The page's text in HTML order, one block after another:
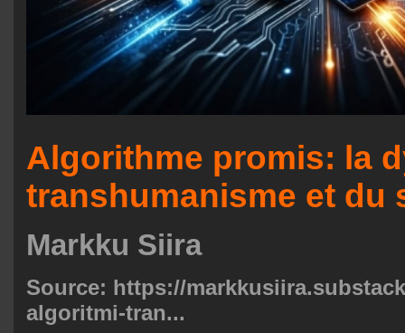
Algorithme promis: la
transhumanisme et du
Markku Siira
Source: https://
algoritmi-tran...